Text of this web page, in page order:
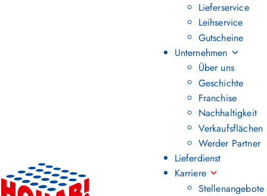
Lieferservice
Leihservice
Gutscheine
Unternehmen
Über uns
Geschichte
Franchise
Nachhaltigkeit
Verkaufsflächen
Werder Partner
Lieferdienst
Karriere
Stellenangebote